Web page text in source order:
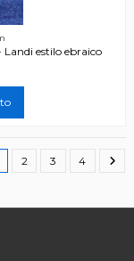
estilo ebraico
2 3 4